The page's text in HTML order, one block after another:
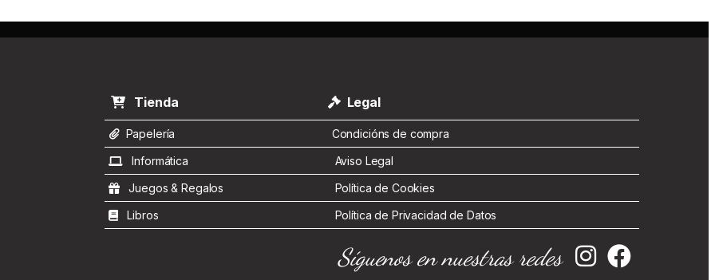
Tienda Legal
Papelería
Condicións de compra
Informática
Aviso Legal
Juegos & Regalos
Política de Cookies
Libros
Política de Privacidad de Datos
Síguenos en nuestras redes